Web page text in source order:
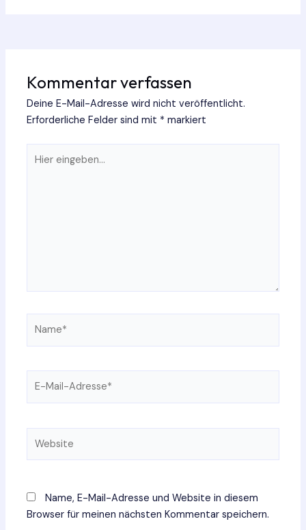
Kommentar verfassen
Deine E-Mail-Adresse wird nicht veröffentlicht.
Erforderliche Felder sind mit * markiert
eingeben…
Name, E-Mail-Adresse und Website in diesem
Browser für meinen nächsten Kommentar speichern.